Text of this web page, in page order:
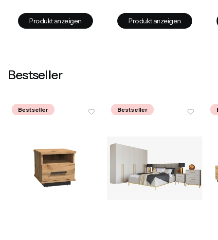
Produkt anzeigen Produkt anzeigen
Bestseller
Bestseller Bestseller